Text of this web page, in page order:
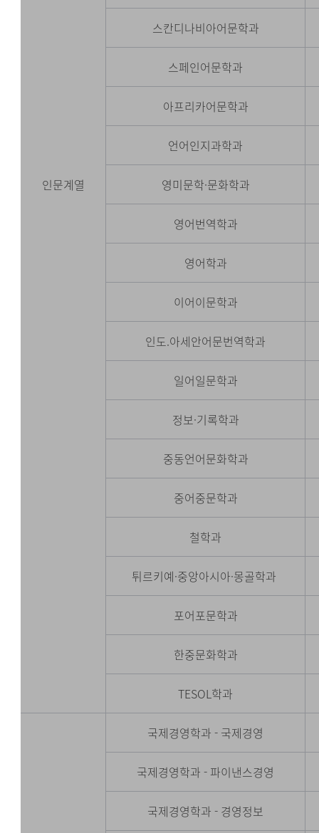
인문계열
스칸디나비아어문학과
스페인어문학과
아프리카어문학과
언어인지과학과
영미문학·문화학과
영어번역학과
영어학과
이어이문학과
인도.아세안어문번역학과
일어일문학과
정보·기록학과
중동언어문화학과
중어중문학과
철학과
튀르키예·중앙아시아·몽골학과
포어포문학과
한중문화학과
TESOL학과
국제경영학과 - 국제경영
국제경영학과 - 파이낸스경영
국제경영학과 - 경영정보